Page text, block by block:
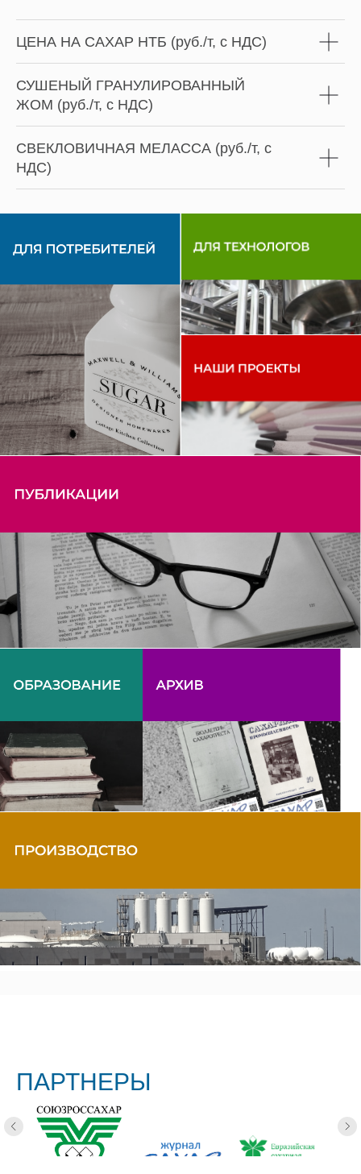
ЦЕНА НА САХАР НТБ (руб./т, с НДС)
СУШЕНЫЙ ГРАНУЛИРОВАННЫЙ
ЖОМ (руб./т, с НДС)
СВЕКЛОВИЧНАЯ МЕЛАССА (руб./т, с
НДС)
ПАРТНЕРЫ